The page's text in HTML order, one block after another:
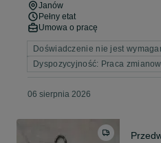
Janów
Pełny etat
Umowa o pracę
Doświadczenie nie jest
Dyspozycyjność: Praca
06 sierpnia 2026